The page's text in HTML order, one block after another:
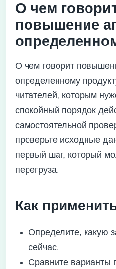
О чем
повышение
О чем говорит
определенному
читателей, которым
спокойный порядок
самостоятельной
проверьте исходные
первый шаг, который
перегруза.
Как
Определите, какую
сейчас.
Сравните варианты